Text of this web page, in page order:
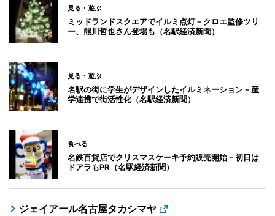
見る・遊ぶ
ミッドランドスクエアでイルミ点灯－クロエ監修ツリ
ー、熊川哲也さん登場も（名駅経済新聞）
見る・遊ぶ
名駅の街に学生がデザインしたイルミネーション－産
学連携で街活性化（名駅経済新聞）
食べる
名鉄百貨店でクリスマスケーキ予約販売開始－初日は
ドアラもPR（名駅経済新聞）
ジェイアール名古屋タカシマヤ